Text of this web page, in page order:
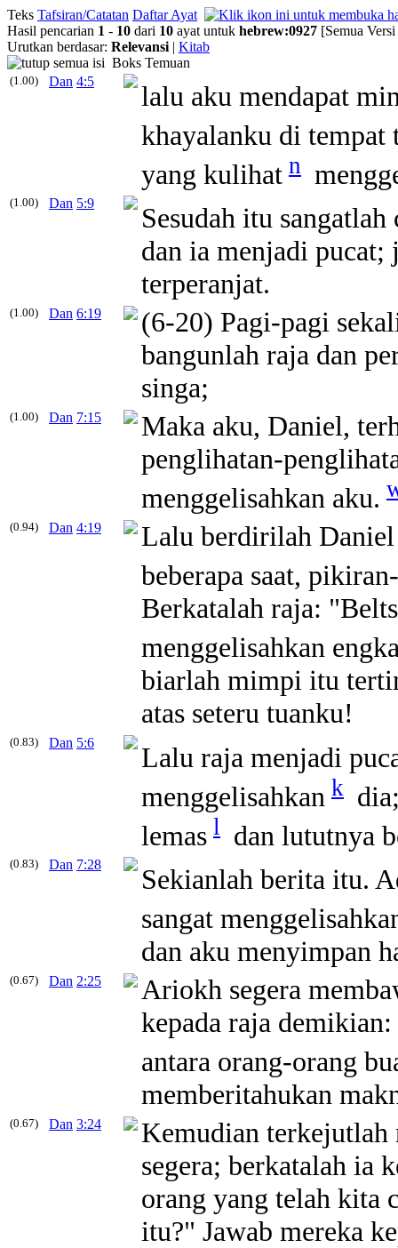
Teks Tafsiran/Catatan Daftar Ayat
Hasil pencarian 1 - 10 dari 10 ayat untuk hebrew:0927 [Semua
Urutkan berdasar: Relevansi | Kitab
Boks Temuan
(1.00) Dan 4:5
lalu aku mendapat
khayalanku di tempat
yang kulihat n
(1.00) Dan 5:9
Sesudah itu sangatlah
dan ia menjadi pucat;
terperanjat.
(1.00) Dan 6:19
(6-20) Pagi-pagi
bangunlah raja dan
singa;
(1.00) Dan 7:15
Maka aku, Daniel,
penglihatan-
menggelisahkan aku.
(0.94) Dan 4:19
Lalu berdirilah Daniel
beberapa saat,
Berkatalah raja:
menggelisahkan
biarlah mimpi itu
atas seteru tuanku!
(0.83) Dan 5:6
Lalu raja menjadi
menggelisahkan k
lemas l dan lututnya
(0.83) Dan 7:28
Sekianlah berita itu.
sangat
dan aku menyimpan
(0.67) Dan 2:25
Ariokh segera
kepada raja
antara orang-orang
memberitahukan
(0.67) Dan 3:24
Kemudian terkejutlah
segera; berkatalah ia
orang yang telah kita
itu?" Jawab mereka